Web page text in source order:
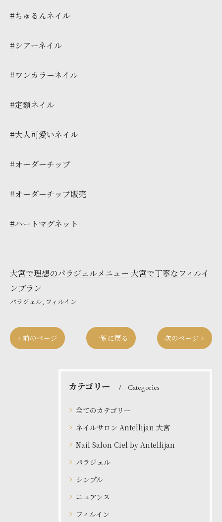
#ちゅるんネイル
#シアーネイル
#ワンカラーネイル
#定額ネイル
#大人可愛いネイル
#オーダーチップ
#オーダーチップ販売
#ハートマグネット
大宮で理想のパラジェルメニュー 大宮で丁寧なフィルイ
ンプラン
パラジェル フィルイン
< 前のページ 一覧に戻る 次のページ >
カテゴリー Categories
全てのカテゴリー
ネイルサロン Antellijan 大宮
Nail Salon Ciel by Antellijan
パラジェル
シンプル
ニュアンス
フィルイン